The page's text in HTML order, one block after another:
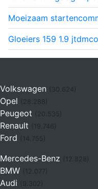
Moeizaam starten
Gloeiers 159 1.9 jtdm
Volkswagen (30.624)
Opel
Peugeot
Renault (19.746)
Ford (14.755)
Mercedes-Benz
BMW
Audi